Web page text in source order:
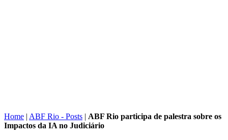
Home | ABF Rio - Posts | ABF Rio participa de palestra sobre os
Impactos da IA no Judiciário